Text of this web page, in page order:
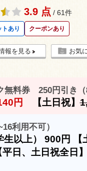
3.9 点 / 61件
トあり クーポンあり
報を見る お気
無料券 250円引き（
円 【土日祝】
利用不可）
生以上） 900円
平日、土日祝全日